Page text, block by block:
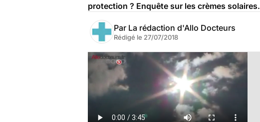
protection ? Enquête sur les crèmes
Par La rédaction d'Allo Docteurs
Rédigé le 27/07/2018